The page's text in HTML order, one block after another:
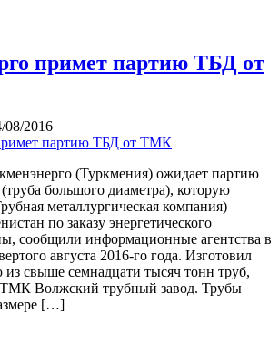
примет партию ТБД от
08/2016
(Туркмения) ожидает партию
большого диаметра), которую
металлургическая компания)
по заказу энергетического
сообщили информационные агентства в
августа 2016-го года. Изготовил
свыше семнадцати тысяч тонн труб,
ТМК Волжский трубный завод. Трубы
[…]